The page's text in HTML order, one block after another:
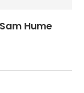
Hume